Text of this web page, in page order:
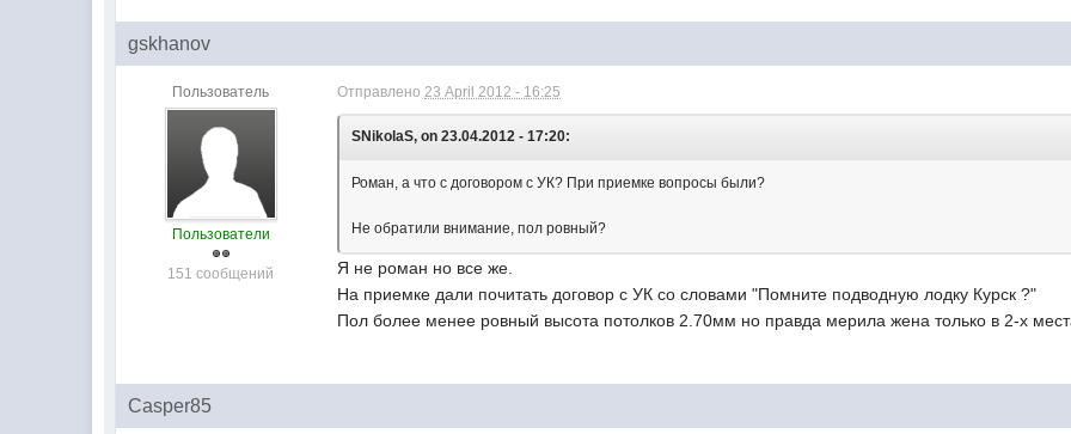
gskhanov
Пользователь
Пользователи
151 сообщений
Отправлено23 April 2012 - 16:25
SNikolaS, on 23.04.2012 - 17:20:
Роман, а что с договором с УК? При приемке вопросы были?
Не обратили внимание, пол ровный?
Я не роман но все же.
На приемке дали почитать договор с УК со словами "Помните подводную лодку Курск ?"
Пол более менее ровный высота потолков 2.70мм но правда мерила жена только в 2-х
Casper85